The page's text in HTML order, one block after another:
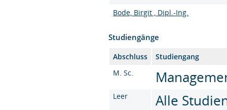
Bode, Birgit , Dipl.-Ing.
Studiengänge
Abschluss
Studiengang
M. Sc.
Leer Alle